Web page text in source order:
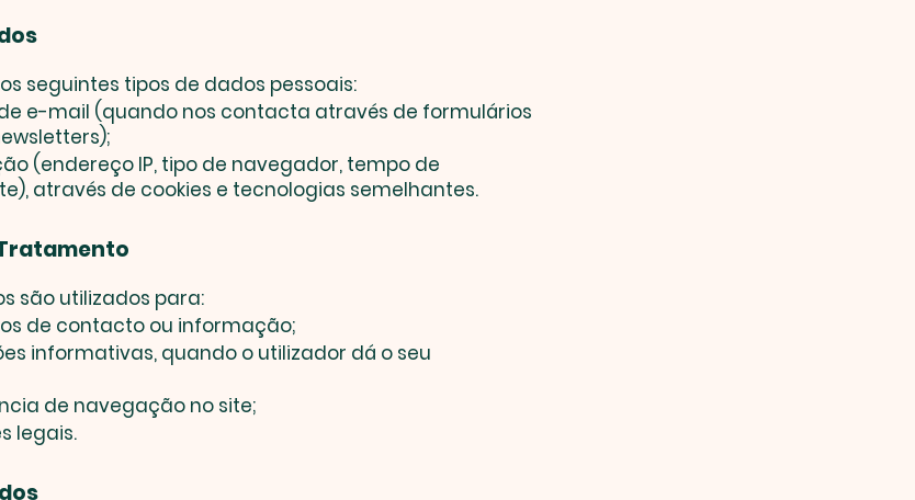
seguintes tipos de dados pessoais:
e-mail (quando nos contacta através de formulários
(endereço IP, tipo de navegador, tempo de
através de cookies e tecnologias semelhantes.
são utilizados para:
de contacto ou informação;
informativas, quando o utilizador dá o seu
de navegação no site;
legais.